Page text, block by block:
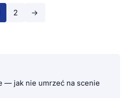
2 →
— jak nie umrzeć na scenie